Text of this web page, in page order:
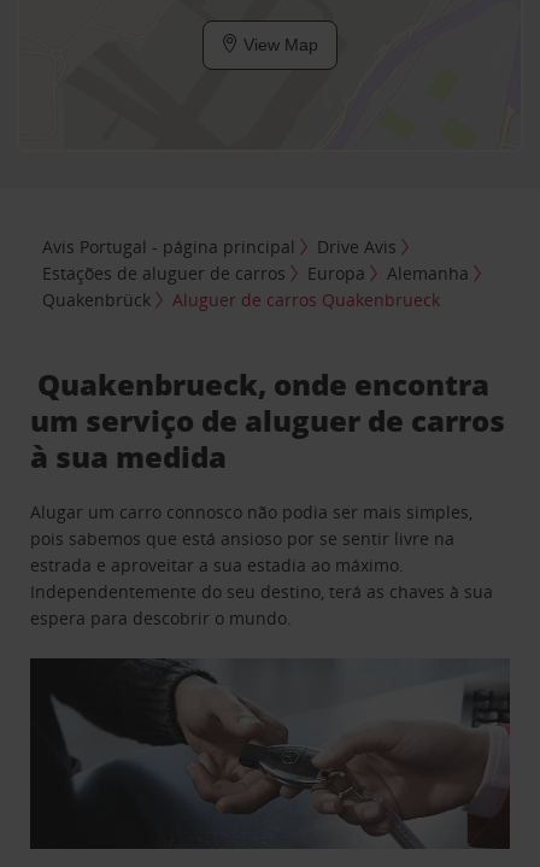
View Map
Avis Portugal - página principal
Drive Avis
Estações de aluguer de carros
Europa
Alemanha
Quakenbrück
Aluguer de carros Quakenbrueck
Quakenbrueck, onde encontra
um serviço de aluguer de carros
à sua medida
Alugar um carro connosco não podia ser mais simples,
pois sabemos que está ansioso por se sentir livre na
estrada e aproveitar a sua estadia ao máximo.
Independentemente do seu destino, terá as chaves à sua
espera para descobrir o mundo.